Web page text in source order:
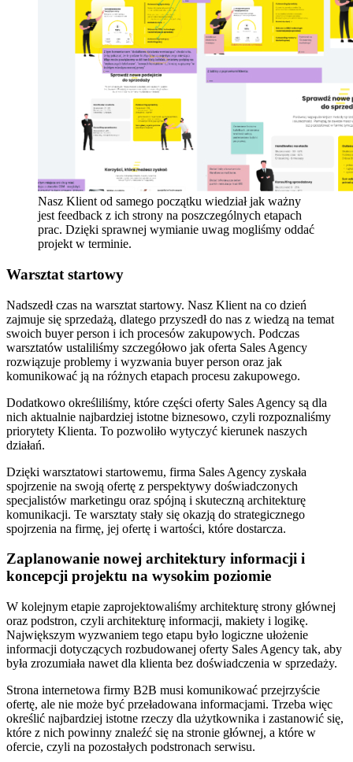
Nasz Klient od samego początku wiedział jak ważny
jest feedback z ich strony na poszczególnych etapach
prac. Dzięki sprawnej wymianie uwag mogliśmy oddać
projekt w terminie.
Warsztat startowy
Nadszedł czas na warsztat startowy. Nasz Klient na co dzień
zajmuje się sprzedażą, dlatego przyszedł do nas z wiedzą na temat
swoich buyer person i ich procesów zakupowych. Podczas
warsztatów ustaliliśmy szczegółowo jak oferta Sales Agency
rozwiązuje problemy i wyzwania buyer person oraz jak
komunikować ją na różnych etapach procesu zakupowego.
Dodatkowo określiliśmy, które części oferty Sales Agency są dla
nich aktualnie najbardziej istotne biznesowo, czyli rozpoznaliśmy
priorytety Klienta. To pozwoliło wytyczyć kierunek naszych
działań.
Dzięki warsztatowi startowemu, firma Sales Agency zyskała
spojrzenie na swoją ofertę z perspektywy doświadczonych
specjalistów marketingu oraz spójną i skuteczną architekturę
komunikacji. Te warsztaty stały się okazją do strategicznego
spojrzenia na firmę, jej ofertę i wartości, które dostarcza.
Zaplanowanie nowej architektury informacji i
koncepcji projektu na wysokim poziomie
W kolejnym etapie zaprojektowaliśmy architekturę strony głównej
oraz podstron, czyli architekturę informacji, makiety i logikę.
Największym wyzwaniem tego etapu było logiczne ułożenie
informacji dotyczących rozbudowanej oferty Sales Agency tak, aby
była zrozumiała nawet dla klienta bez doświadczenia w sprzedaży.
Strona internetowa firmy B2B musi komunikować przejrzyście
ofertę, ale nie może być przeładowana informacjami. Trzeba więc
określić najbardziej istotne rzeczy dla użytkownika i zastanowić się,
które z nich powinny znaleźć się na stronie głównej, a które w
ofercie, czyli na pozostałych podstronach serwisu.